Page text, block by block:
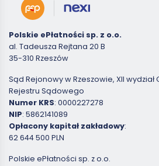
Polskie ePłatności sp. z o.o.
al. Tadeusza Rejtana 20 B
35-310 Rzeszów
Sąd Rejonowy w Rzeszowie, XII
Rejestru Sądowego
Numer KRS: 0000227278
NIP: 5862141089
Opłacony kapitał zakładowy:
62 644 500 PLN
Polskie ePłatności sp. z o.o.